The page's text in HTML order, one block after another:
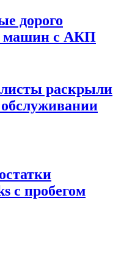
дорого
машин с АКП
раскрыли
с пробегом